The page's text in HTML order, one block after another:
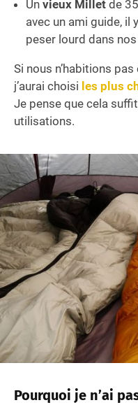
Un vieux Millet de
avec un ami guide, il
peser lourd dans
Si nous n’habitions
j’aurai choisi les plus
Je pense que cela
utilisations.
Pourquoi je n’ai